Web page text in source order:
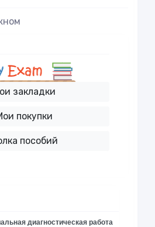
закладки
покупки
пособий
диагностическая работа